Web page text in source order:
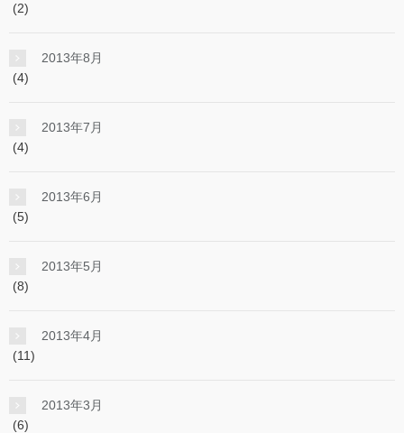
(2)
2013年8月
(4)
2013年7月
(4)
2013年6月
(5)
2013年5月
(8)
2013年4月
(11)
2013年3月
(6)